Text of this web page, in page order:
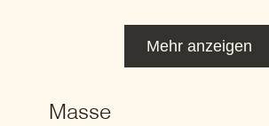
Mehr anzeigen
Masse